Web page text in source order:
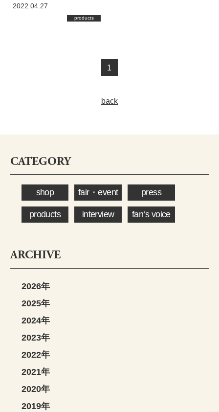
2022.04.27
products
1
back
CATEGORY
shop fair・event press
products interview fan’s voice
ARCHIVE
2026年
2025年
2024年
2023年
2022年
2021年
2020年
2019年